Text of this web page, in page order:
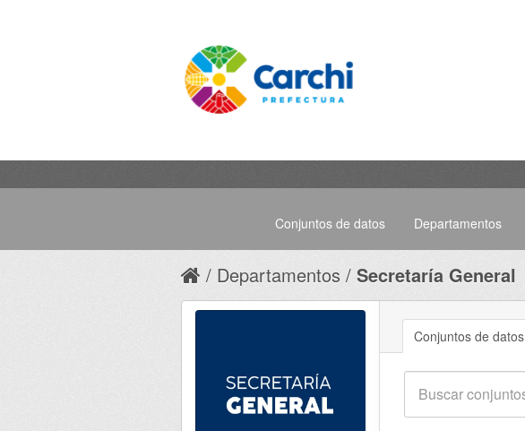
Conjuntos de datos Departamentos
Departamentos Secretaría General
Conjuntos de datos